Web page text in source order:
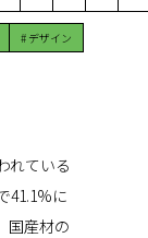
# デザイン
れている
41.1%に
国産材の